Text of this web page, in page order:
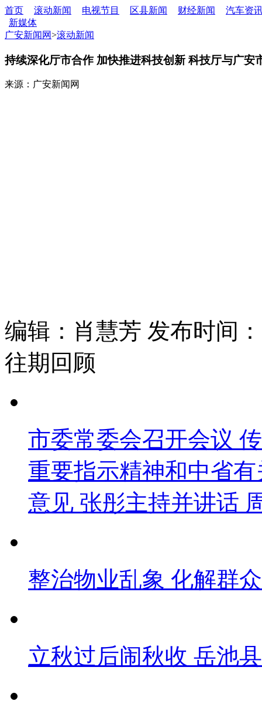
首页 滚动新闻 电视节目 区县新闻 财经新闻
汽车资
新媒体
广安新闻网>滚动新闻
持续深化厅市合作 加快推进科技创新 科技厅与广
来源：广安新闻网
编辑：肖慧芳 发布时间
往期回顾
市委常委会召开会议
重要指示精神和中省
意见 张彤主持并讲话
整治物业乱象 化解群
立秋过后闹秋收 岳池